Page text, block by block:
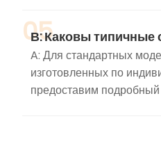
05
В: Каковы типичные
A: Для стандартных
изготовленных по
предоставим подробный